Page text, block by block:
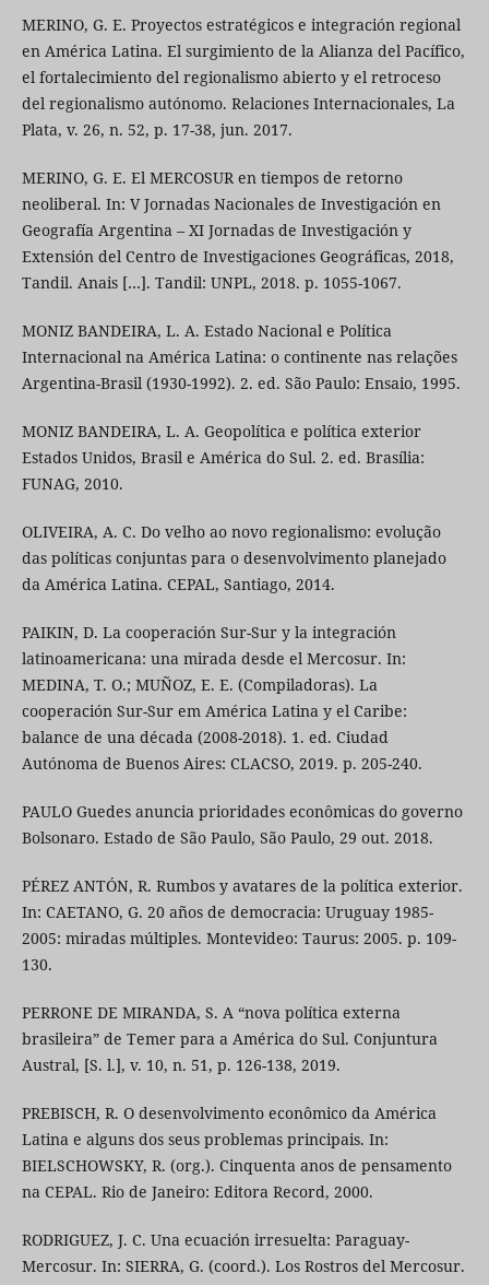
MERINO, G. E. Proyectos estratégicos e integración regional
en América Latina. El surgimiento de la Alianza del Pacífico,
el fortalecimiento del regionalismo abierto y el retroceso
del regionalismo autónomo. Relaciones Internacionales, La
Plata, v. 26, n. 52, p. 17-38, jun. 2017.
MERINO, G. E. El MERCOSUR en tiempos de retorno
neoliberal. In: V Jornadas Nacionales de Investigación en
Geografía Argentina – XI Jornadas de Investigación y
Extensión del Centro de Investigaciones Geográficas, 2018,
Tandil. Anais […]. Tandil: UNPL, 2018. p. 1055-1067.
MONIZ BANDEIRA, L. A. Estado Nacional e Política
Internacional na América Latina: o continente nas relações
Argentina-Brasil (1930-1992). 2. ed. São Paulo: Ensaio, 1995.
MONIZ BANDEIRA, L. A. Geopolítica e política exterior
Estados Unidos, Brasil e América do Sul. 2. ed. Brasília:
FUNAG, 2010.
OLIVEIRA, A. C. Do velho ao novo regionalismo: evolução
das políticas conjuntas para o desenvolvimento planejado
da América Latina. CEPAL, Santiago, 2014.
PAIKIN, D. La cooperación Sur-Sur y la integración
latinoamericana: una mirada desde el Mercosur. In:
MEDINA, T. O.; MUÑOZ, E. E. (Compiladoras). La
cooperación Sur-Sur em América Latina y el Caribe:
balance de una década (2008-2018). 1. ed. Ciudad
Autónoma de Buenos Aires: CLACSO, 2019. p. 205-240.
PAULO Guedes anuncia prioridades econômicas do governo
Bolsonaro. Estado de São Paulo, São Paulo, 29 out. 2018.
PÉREZ ANTÓN, R. Rumbos y avatares de la política exterior.
In: CAETANO, G. 20 años de democracia: Uruguay 1985-
2005: miradas múltiples. Montevideo: Taurus: 2005. p. 109-
130.
PERRONE DE MIRANDA, S. A “nova política externa
brasileira” de Temer para a América do Sul. Conjuntura
Austral, [S. l.], v. 10, n. 51, p. 126-138, 2019.
PREBISCH, R. O desenvolvimento econômico da América
Latina e alguns dos seus problemas principais. In:
BIELSCHOWSKY, R. (org.). Cinquenta anos de pensamento
na CEPAL. Rio de Janeiro: Editora Record, 2000.
RODRIGUEZ, J. C. Una ecuación irresuelta: Paraguay-
Mercosur. In: SIERRA, G. (coord.). Los Rostros del Mercosur.